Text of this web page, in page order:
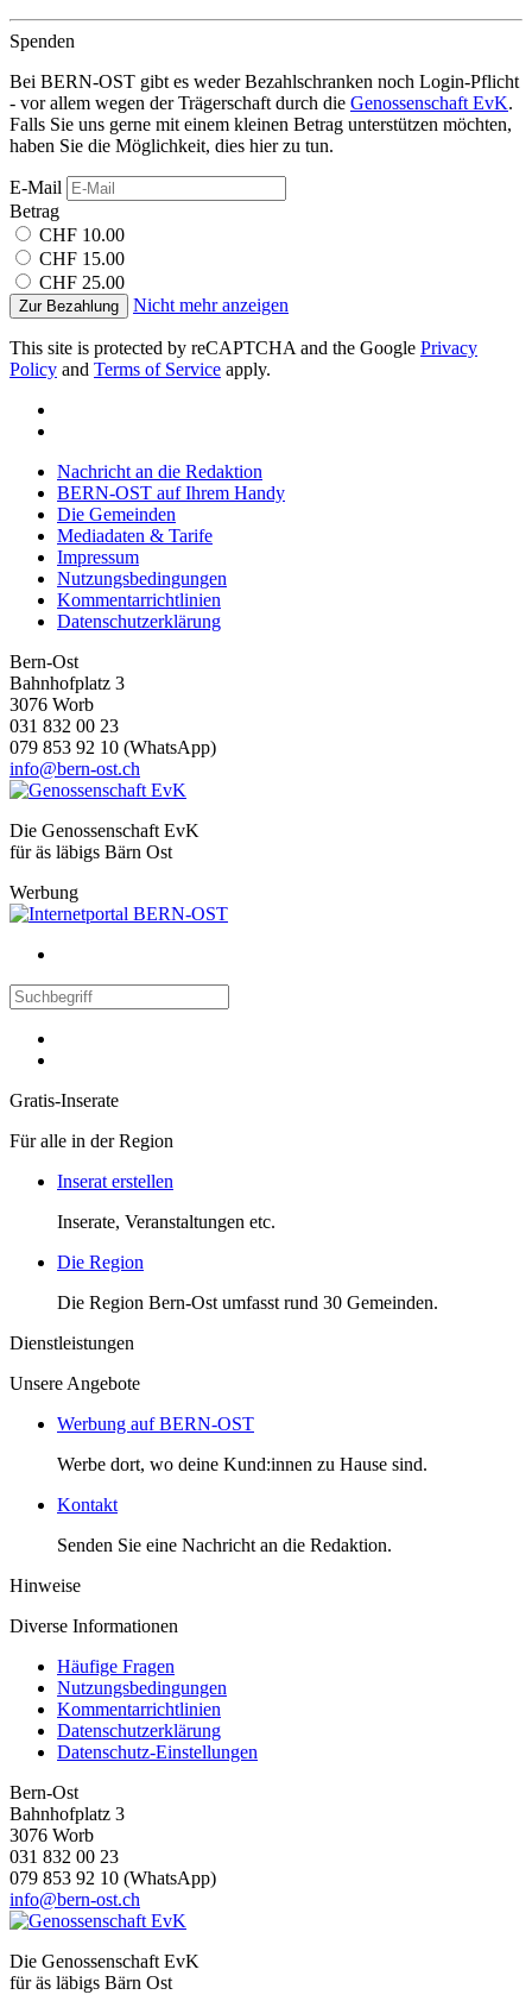
Spenden
Bei BERN-OST gibt es weder Bezahlschranken noch Login-Pflicht
- vor allem wegen der Trägerschaft durch die Genossenschaft EvK.
Falls Sie uns gerne mit einem kleinen Betrag unterstützen möchten,
haben Sie die Möglichkeit, dies hier zu tun.
E-Mail
Betrag
CHF 10.00
CHF 15.00
CHF 25.00
Zur Bezahlung Nicht mehr anzeigen
This site is protected by reCAPTCHA and the Google Privacy
Policy and Terms of Service apply.
Nachricht an die Redaktion
BERN-OST auf Ihrem Handy
Die Gemeinden
Mediadaten & Tarife
Impressum
Nutzungsbedingungen
Kommentarrichtlinien
Datenschutzerklärung
Bern-Ost
Bahnhofplatz 3
3076 Worb
031 832 00 23
079 853 92 10 (WhatsApp)
info@bern-ost.ch
Die Genossenschaft EvK
für äs läbigs Bärn Ost
Werbung
Gratis-Inserate
Für alle in der Region
Inserat erstellen
Inserate, Veranstaltungen etc.
Die Region
Die Region Bern-Ost umfasst rund 30 Gemeinden.
Dienstleistungen
Unsere Angebote
Werbung auf BERN-OST
Werbe dort, wo deine Kund:innen zu Hause sind.
Kontakt
Senden Sie eine Nachricht an die Redaktion.
Hinweise
Diverse Informationen
Häufige Fragen
Nutzungsbedingungen
Kommentarrichtlinien
Datenschutzerklärung
Datenschutz-Einstellungen
Bern-Ost
Bahnhofplatz 3
3076 Worb
031 832 00 23
079 853 92 10 (WhatsApp)
info@bern-ost.ch
Die Genossenschaft EvK
für äs läbigs Bärn Ost